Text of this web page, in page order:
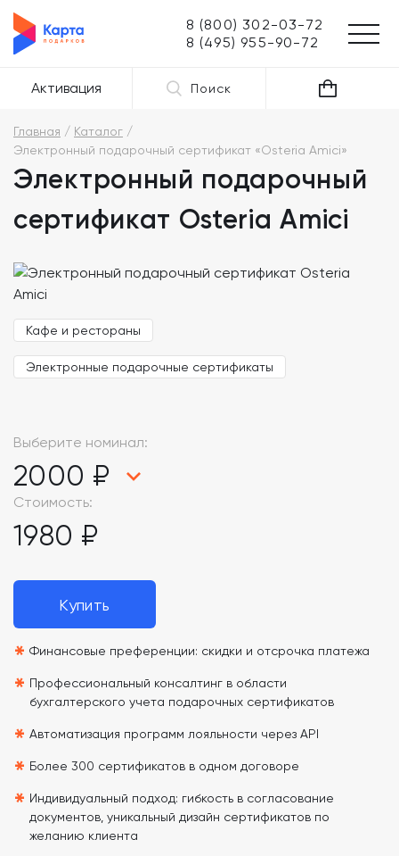
8 (800) 302-03-72
8 (495) 955-90-72
Активация Поиск
Главная
Каталог
Электронный подарочный сертификат «Osteria Amici»
Электронный подарочный
сертификат Osteria Amici
Кафе и рестораны
Электронные подарочные сертификаты
Выберите номинал:
2000 ₽
Стоимость:
1980 ₽
Купить
* Финансовые преференции: скидки и отсрочка платежа
* Профессиональный консалтинг в области
бухгалтерского учета подарочных сертификатов
* Автоматизация программ лояльности через API
* Более 300 сертификатов в одном договоре
* Индивидуальный подход: гибкость в согласование
документов, уникальный дизайн сертификатов по
желанию клиента